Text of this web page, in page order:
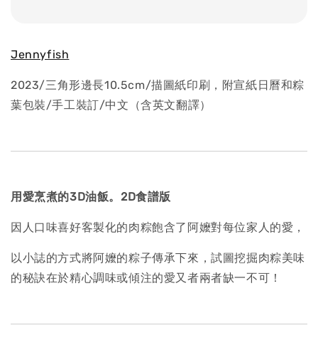
Jennyfish
2023/三角形邊長10.5cm/描圖紙印刷，附宣紙日曆和粽
葉包裝/手工裝訂/中文（含英文翻譯）
用愛烹煮的3D油飯。2D食譜版
因人口味喜好客製化的肉粽飽含了阿嬤對每位家人的愛，
以小誌的方式將阿嬤的粽子傳承下來，試圖挖掘肉粽美味
的秘訣在於精心調味或傾注的愛又者兩者缺一不可！